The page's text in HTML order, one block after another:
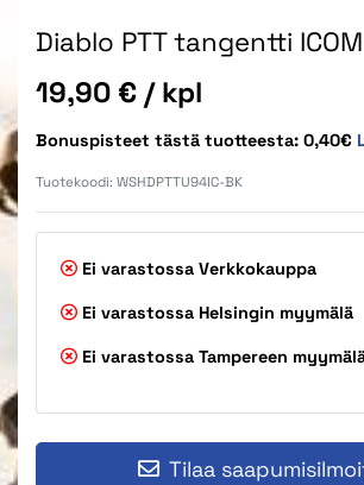
Diablo PTT tangentti ICOM
Hinta
19,90 € / kpl
Bonuspisteet tästä tuotteesta: 0,40€
Tuotekoodi: WSHDPTTU94IC-BK
Ei varastossa Verkkokauppa
Ei varastossa Helsingin myymälä
Ei varastossa Tampereen
Tilaa